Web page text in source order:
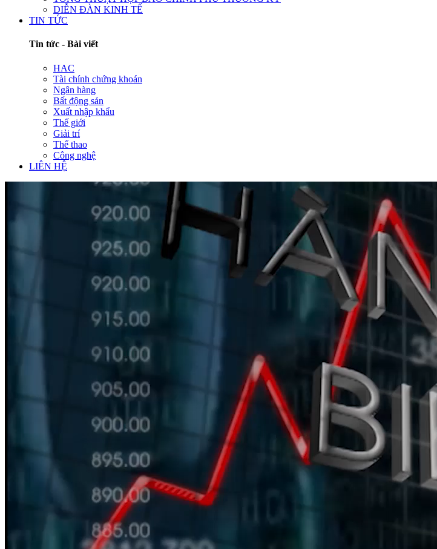
DIỄN ĐÀN KINH TẾ
TIN TỨC
Tin tức - Bài viết
HAC
Tài chính chứng khoán
Ngân hàng
Bất động sản
Xuất nhập khẩu
Thế giới
Giải trí
Thể thao
Công nghệ
LIÊN HỆ